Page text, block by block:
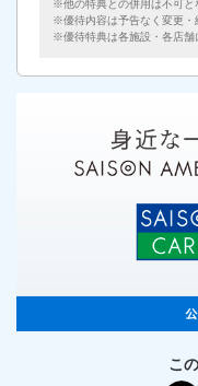
他の特典との併用は不可と
優待内容は予告なく変更・
優待特典は各施設・各店舗
こ